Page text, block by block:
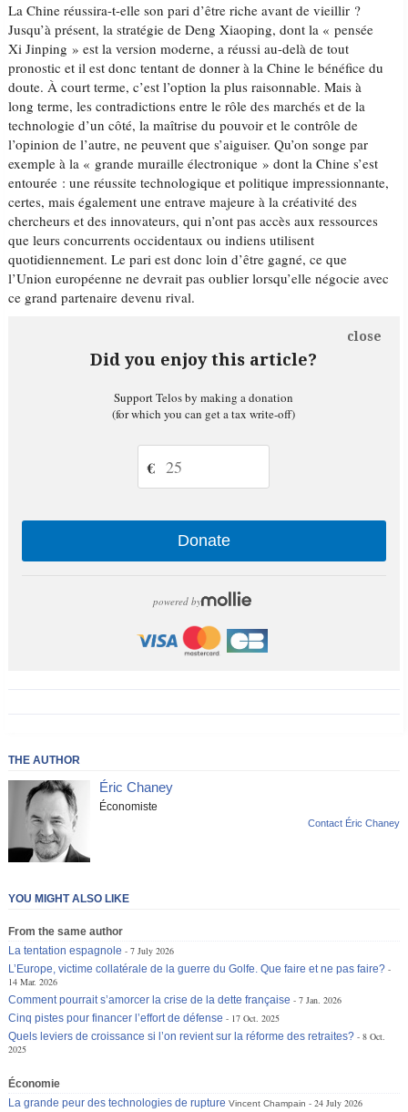
La Chine réussira-t-elle son pari d’être riche avant de vieillir ?
Jusqu’à présent, la stratégie de Deng Xiaoping, dont la « pensée
Xi Jinping » est la version moderne, a réussi au-delà de tout
pronostic et il est donc tentant de donner à la Chine le bénéfice du
doute. À court terme, c’est l’option la plus raisonnable. Mais à
long terme, les contradictions entre le rôle des marchés et de la
technologie d’un côté, la maîtrise du pouvoir et le contrôle de
l’opinion de l’autre, ne peuvent que s’aiguiser. Qu’on songe par
exemple à la « grande muraille électronique » dont la Chine s’est
entourée : une réussite technologique et politique impressionnante,
certes, mais également une entrave majeure à la créativité des
chercheurs et des innovateurs, qui n’ont pas accès aux ressources
que leurs concurrents occidentaux ou indiens utilisent
quotidiennement. Le pari est donc loin d’être gagné, ce que
l’Union européenne ne devrait pas oublier lorsqu’elle négocie avec
ce grand partenaire devenu rival.
Did you enjoy this article?
close
Support Telos by making a donation
(for which you can get a tax write-off)
€
Donate
powered by
THE AUTHOR
Éric Chaney
Économiste
Contact Éric Chaney
YOU MIGHT ALSO LIKE
From the same author
La tentation espagnole
7 July 2026
L’Europe, victime collatérale de la guerre du Golfe. Que faire et ne pas faire?
14 Mar. 2026
Comment pourrait s’amorcer la crise de la dette française
7 Jan. 2026
Cinq pistes pour financer l’effort de défense
17 Oct. 2025
Quels leviers de croissance si l’on revient sur la réforme des retraites?
8 Oct.
2025
Économie
La grande peur des technologies de rupture Vincent Champain 24 July 2026